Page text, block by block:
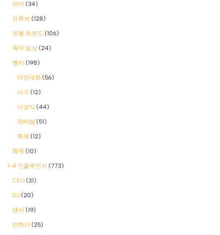
유머 (34)
유튜브 (128)
유행 트렌드 (106)
육아 일상 (24)
행사 (198)
미인대회 (56)
시구 (12)
시상식 (44)
워터밤 (51)
축제 (12)
화제 (10)
1-4 인플루언서 (773)
CEO (31)
DJ (20)
댄서 (19)
만화가 (25)